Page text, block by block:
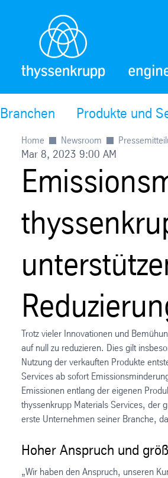
Branchen Produkte und
Home Newsroom
Mar 8, 2023 9:00 AM
Trotz vieler Innovationen und
auf null zu reduzieren. Dies gilt
Nutzung der verkauften Produkte
Services ab sofort
Emissionen entlang der eigenen
thyssenkrupp Materials Services, der
erste Unternehmen seiner Branche,
Hoher Anspruch und
„Wir haben den Anspruch, unseren